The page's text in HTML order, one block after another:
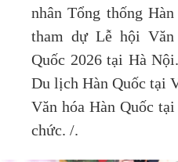
nhân Tổng thống
tham dự Lễ hội
Quốc 2026 tại Hà
Du lịch Hàn Quốc tại
Văn hóa Hàn Quốc
chức. /.